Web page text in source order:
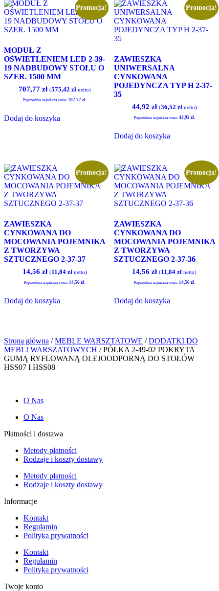
Promocja!
MODUŁ Z
OŚWIETLENIEM LED 2-39-
19 NADBUDOWY STOŁU O
SZER. 1500 MM
Pierwotna
wynosiła:
707,77 złAktualna
wynosi:
(575,42 złnetto)
Poprzednia najniższa cena: 707,77 zł.
Dodaj do koszyka
Promocja!
ZAWIESZKA
UNIWERSALNA
CYNKOWANA
POJEDYNCZA TYP H 2-37-
35
Pierwotna
wynosiła:
44,92 złAktualna
wynosi:
(36,52 złnetto)
Poprzednia najniższa cena: 44,92 zł.
Dodaj do koszyka
Promocja!
ZAWIESZKA
CYNKOWANA DO
MOCOWANIA POJEMNIKA
Z TWORZYWA
SZTUCZNEGO 2-37-37
Pierwotna
wynosiła:
14,56 złAktualna
wynosi:
(11,84 złnetto)
Poprzednia najniższa cena:14,56zł.
Dodaj do koszyka
Promocja!
ZAWIESZKA
CYNKOWANA DO
MOCOWANIA POJEMNIKA
Z TWORZYWA
SZTUCZNEGO 2-37-36
Pierwotna
wynosiła:
14,56złAktualna
wynosi:
(11,84zł netto)
Poprzednia najniższa cena: 14,56 zł.
Dodaj do koszyka
Strona główna /MEBLE WARSZTATOWE /DODATKI DO
MEBLI WARSZATOWYCH / PÓŁKA 2-49-02 POKRYTA
GUMĄ RYFLOWANĄ OLEJOODPORNĄ DO STOŁÓW
HSS07 I HSS08
O Nas
O Nas
Płatności i dostawa
Metody płatności
Rodzaje i koszty dostawy
Metody płatności
Rodzaje i koszty dostawy
Informacje
Kontakt
Regulamin
Polityka prywatności
Kontakt
Regulamin
Polityka prywatności
Twoje konto